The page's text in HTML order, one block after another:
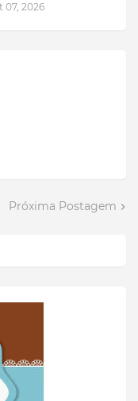
07, 2026
Próxima Postagem